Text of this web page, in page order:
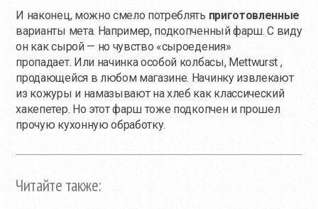
И наконец, можно смело потреблять приготовленные
варианты мета. Например, подкопченный фарш. С виду
он как сырой — но чувство «сыроедения»
пропадает. Или начинка особой колбасы, Mettwurst ,
продающейся в любом магазине. Начинку извлекают
из кожуры и намазывают на хлеб как классический
хакепетер. Но этот фарш тоже подкопчен и прошел
прочую кухонную обработку.
Читайте также: